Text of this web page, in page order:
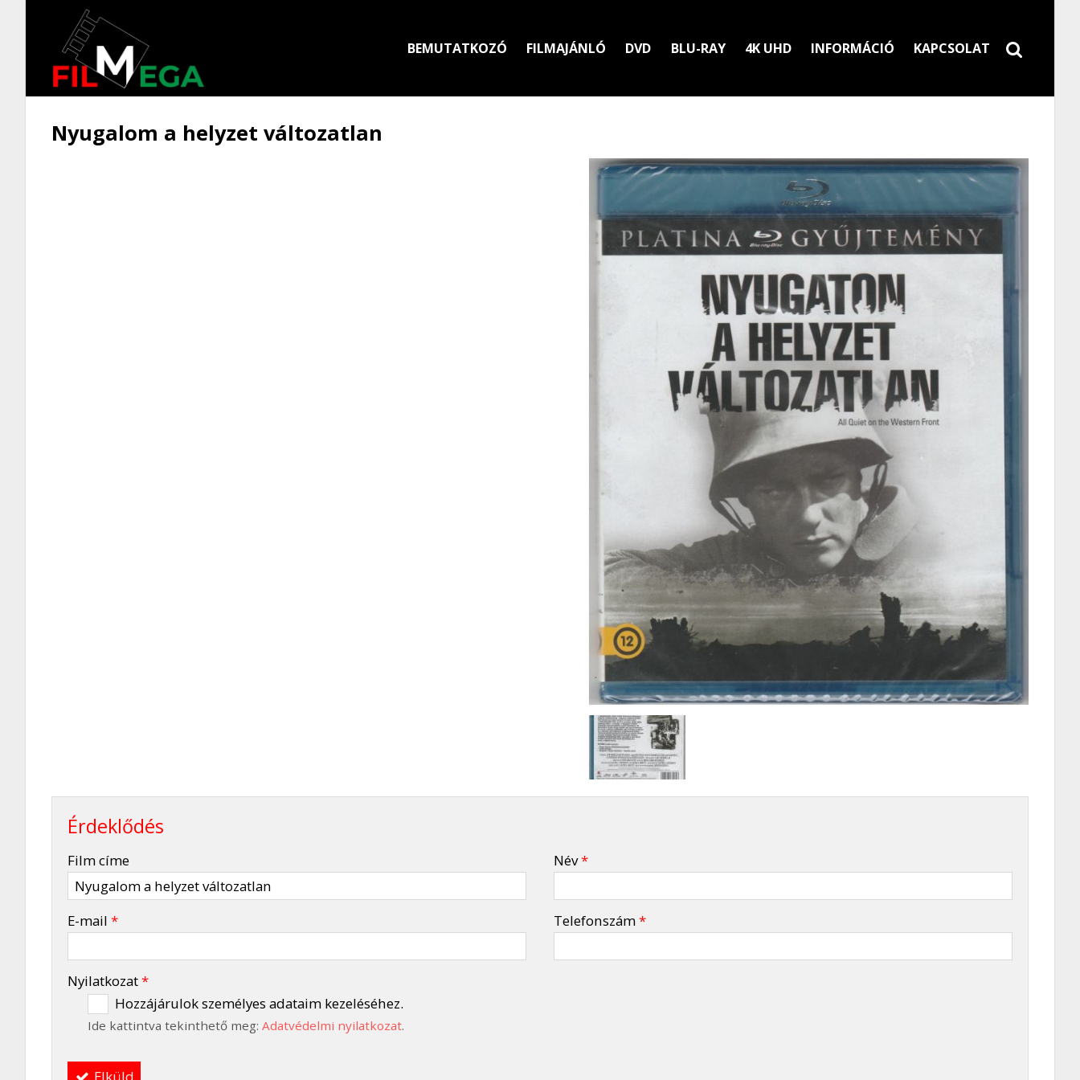
BEMUTATKOZÓ FILMAJÁNLÓ DVD BLU-RAY 4K UHD INFORMÁCIÓ KAPCSOLAT
Nyugalom a helyzet változatlan
Érdeklődés
Film címe Név*
E-mail * Telefonszám*
Nyilatkozat*
Hozzájárulok személyes adataim kezeléséhez.
Ide kattintva tekinthető meg:Adatvédelmi nyilatkozat.
Elküld